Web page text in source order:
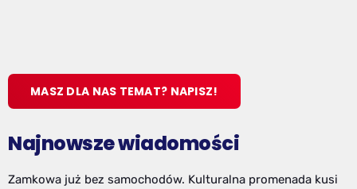
MASZ DLA NAS TEMAT? NAPISZ!
Najnowsze wiadomości
Zamkowa już bez samochodów. Kulturalna promenada kusi